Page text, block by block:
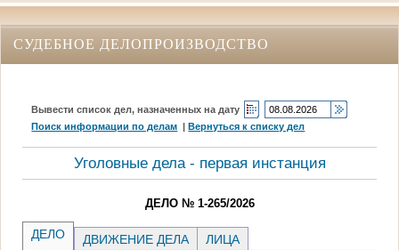
СУДЕБНОЕ ДЕЛОПРОИЗВОДСТВО
Вывести список дел, назначенных на дату
Поиск информации по делам |Вернуться к списку дел
Уголовные дела - первая инстанция
ДЕЛО № 1-265/2026
ДЕЛО ДВИЖЕНИЕ ДЕЛА ЛИЦА